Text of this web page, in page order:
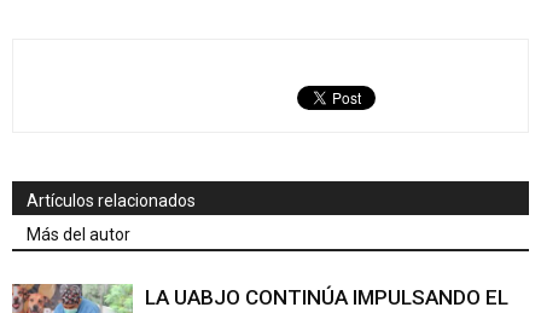
Artículos relacionados
Más del autor
LA UABJO CONTINÚA IMPULSANDO EL